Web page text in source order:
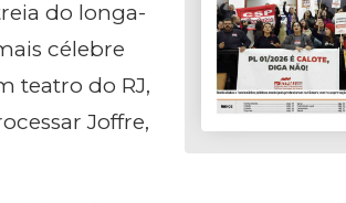
do longa-
célebre
teatro do RJ,
Joffre,